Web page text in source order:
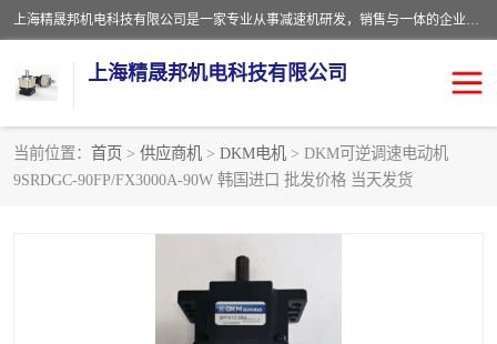
上海精晟邦机电科技有限公司是一家专业从事减速机研发，销售与一体的企业。公司拥有资深技术人员和技术团队服务人才，致力于为广大客户提供专业，细致的产品服务。主营产品有：中型减速电机，微型调速电机，精密行星减速机，蜗轮蜗杆减速机，RFKS四大系列减速机，SKM双曲面齿轮减速机，齿轮减速电机，行星减速机，防爆电机，变频器等系列；产品广泛用于汽车，船舶，能源，环保，包装，物流等领域，欢迎咨询。
上海精晟邦机电科技有限公司
当前位置： 首页 > 供应商机 > DKM电机 > DKM可逆调速电动机
9SRDGC-90FP/FX3000A-90W 韩国进口 批发价格 当天发货
减速电机 NMRV蜗轮蜗杆减速机
精晟邦四大系列